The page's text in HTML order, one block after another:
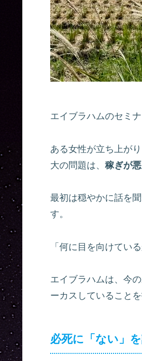
エイブラハムのセミ
ある女性が立ち上が
大の問題は、 稼ぎが
最初は穏やかに話を
す。
「何に目を向けてい
エイブラハムは、今
ーカスしていることを
必死に「ない」